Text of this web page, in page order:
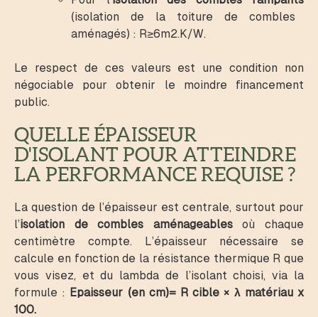
(isolation de la toiture de combles
aménagés) : R≥6m2.K/W.
Le respect de ces valeurs est une condition non
négociable pour obtenir le moindre financement
public.
QUELLE ÉPAISSEUR
D'ISOLANT POUR ATTEINDRE
LA PERFORMANCE REQUISE ?
La question de l’épaisseur est centrale, surtout pour
l’isolation de combles aménageablesoù chaque
centimètre compte. L’épaisseur nécessaire se
calcule en fonction de la résistance thermique R que
vous visez, et du lambda de l’isolant choisi, via la
formule : Epaisseur (en cm)= R cible ​× λ matériau ​x
100.